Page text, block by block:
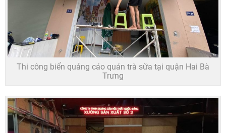
Thi công biển quảng cáo quán trà sữa tại quận Hai Bà
Trưng